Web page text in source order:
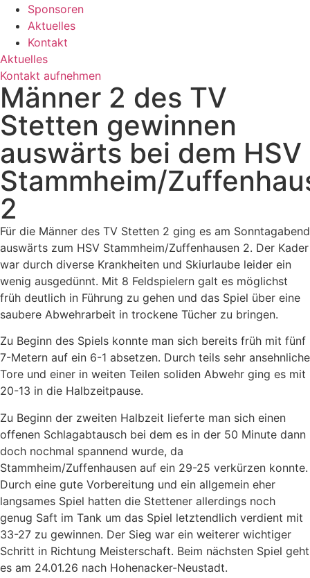
Sponsoren
Aktuelles
Kontakt
Aktuelles
Kontakt aufnehmen
Männer 2 des TV
Stetten gewinnen
auswärts bei dem HSV
Stammheim/
2
Für die Männer des TV Stetten 2 ging es am Sonntagabend
auswärts zum HSV Stammheim/Zuffenhausen 2. Der Kader
war durch diverse Krankheiten und Skiurlaube leider ein
wenig ausgedünnt. Mit 8 Feldspielern galt es möglichst
früh deutlich in Führung zu gehen und das Spiel über eine
saubere Abwehrarbeit in trockene Tücher zu bringen.
Zu Beginn des Spiels konnte man sich bereits früh mit fünf
7-Metern auf ein 6-1 absetzen. Durch teils sehr ansehnliche
Tore und einer in weiten Teilen soliden Abwehr ging es mit
20-13 in die Halbzeitpause.
Zu Beginn der zweiten Halbzeit lieferte man sich einen
offenen Schlagabtausch bei dem es in der 50 Minute dann
doch nochmal spannend wurde, da
Stammheim/Zuffenhausen auf ein 29-25 verkürzen konnte.
Durch eine gute Vorbereitung und ein allgemein eher
langsames Spiel hatten die Stettener allerdings noch
genug Saft im Tank um das Spiel letztendlich verdient mit
33-27 zu gewinnen. Der Sieg war ein weiterer wichtiger
Schritt in Richtung Meisterschaft. Beim nächsten Spiel geht
es am 24.01.26 nach Hohenacker-Neustadt.